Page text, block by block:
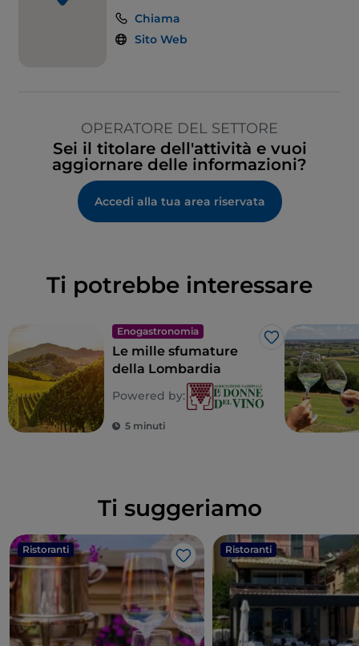
Chiama
Sito Web
OPERATORE DEL SETTORE
Sei il titolare dell'attività e vuoi
aggiornare delle informazioni?
Accedi alla tua area riservata
Ti potrebbe interessare
Enogastronomia
Like
Le mille sfumature
della Lombardia
Powered by:
5 minuti
Ti suggeriamo
Ristoranti
Like
Ristoranti